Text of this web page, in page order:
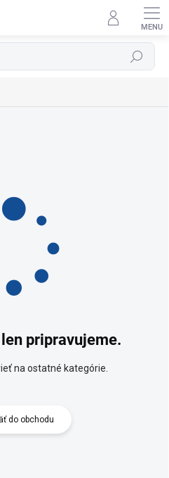
Hľadať
pripravujeme.
na ostatné kategórie.
do obchodu